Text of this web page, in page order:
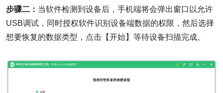
步骤二： 当软件检测到设备后，手机端将会弹出窗口以允许
USB调试，同时授权软件识别设备端数据的权限，然后选择
想要恢复的数据类型，点击【开始】等待设备扫描完成。